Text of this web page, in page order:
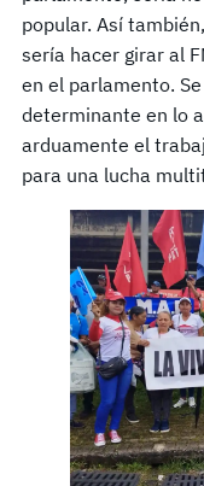
popular. Así
sería hacer girar al
en el parlamento.
determinante en lo
arduamente el
para una lucha